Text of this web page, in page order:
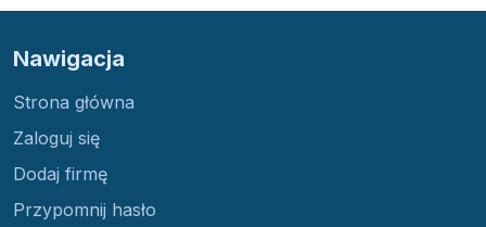
Nawigacja
Strona główna
Zaloguj się
Dodaj firmę
Przypomnij hasło